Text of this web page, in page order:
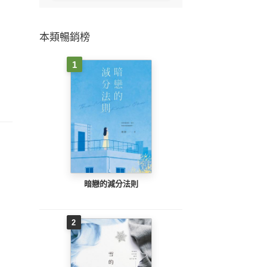
本類暢銷榜
1
暗戀的減分法則
2